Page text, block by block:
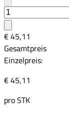
€ 45,11
Gesamtpreis
Einzelpreis:
€ 45,11
proSTK